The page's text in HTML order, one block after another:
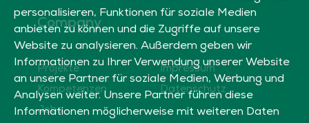
Company
Projekte
Kompetenzen
Jobs
Impressum
Datenschutz
personalisieren, Funktionen für soziale Medien
anbieten zu können und die Zugriffe auf unsere
Website zu analysieren. Außerdem geben wir
Informationen zu Ihrer Verwendung unserer Website
an unsere Partner für soziale Medien, Werbung und
Analysen weiter. Unsere Partner führen diese
Informationen möglicherweise mit weiteren Daten